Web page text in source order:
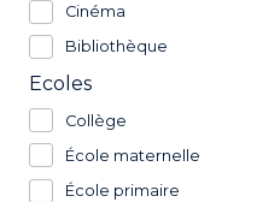
Cinéma
Bibliothèque
Ecoles
Collège
École maternelle
École primaire